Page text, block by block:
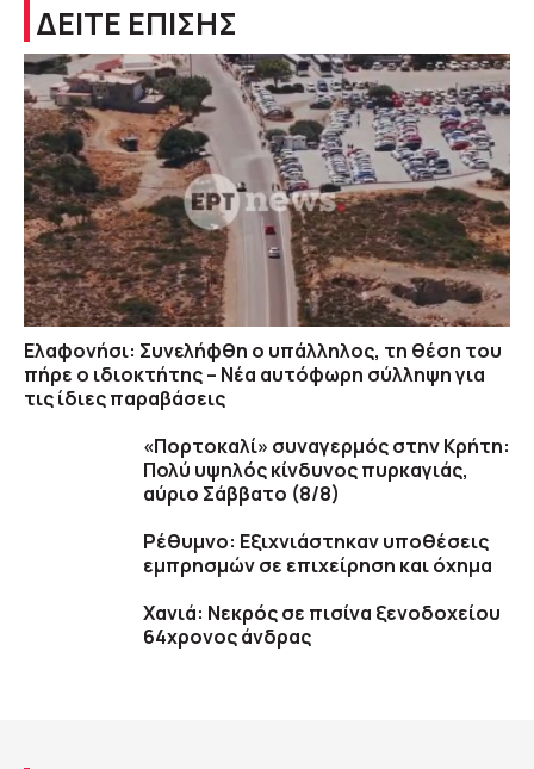
ΔΕΙΤΕ ΕΠΙΣΗΣ
Ελαφονήσι: Συνελήφθη ο υπάλληλος, τη θέση του
πήρε ο ιδιοκτήτης – Νέα αυτόφωρη σύλληψη για
τις ίδιες παραβάσεις
«Πορτοκαλί» συναγερμός στην Κρήτη:
Πολύ υψηλός κίνδυνος πυρκαγιάς,
αύριο Σάββατο (8/8)
Ρέθυμνο: Εξιχνιάστηκαν υποθέσεις
εμπρησμών σε επιχείρηση και όχημα
Χανιά: Νεκρός σε πισίνα ξενοδοχείου
64χρονος άνδρας